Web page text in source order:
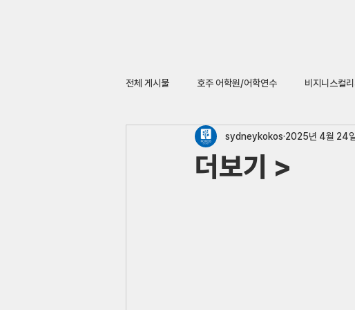
전체 게시물 호주 어학원/어학연수 비지니스컬
더보기 >
sydneykokos 2025년 4월 24